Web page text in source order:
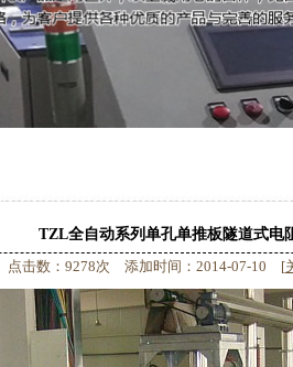
TZL全自动系列单孔单推板隧道式电
点击数：9278次 添加时间：2014-07-10 [